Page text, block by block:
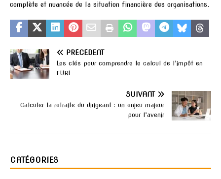
complète et nuancée de la situation financière des organisations.
PRÉCÉDENT
Les clés pour comprendre le calcul de l’impôt en
EURL
SUIVANT
Calculer la retraite du dirigeant : un enjeu majeur
pour l’avenir
CATÉGORIES